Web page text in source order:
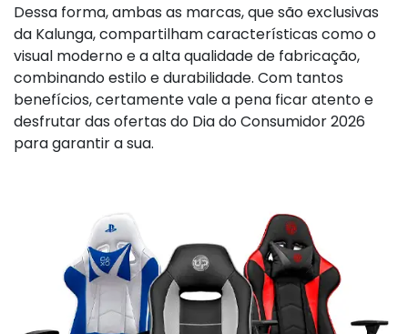
Dessa forma, ambas as marcas, que são exclusivas
da Kalunga, compartilham características como o
visual moderno e a alta qualidade de fabricação,
combinando estilo e durabilidade. Com tantos
benefícios, certamente vale a pena ficar atento e
desfrutar das ofertas do Dia do Consumidor 2026
para garantir a sua.